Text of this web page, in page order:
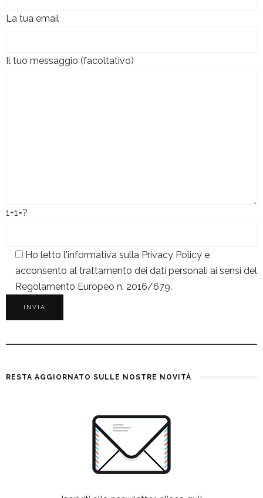
La tua email
Il tuo messaggio (facoltativo)
1+1=?
Ho letto l'informativa sulla Privacy Policy e
acconsento al trattamento dei dati personali ai sensi del
Regolamento Europeo n. 2016/679.
RESTA AGGIORNATO SULLE NOSTRE NOVITÀ